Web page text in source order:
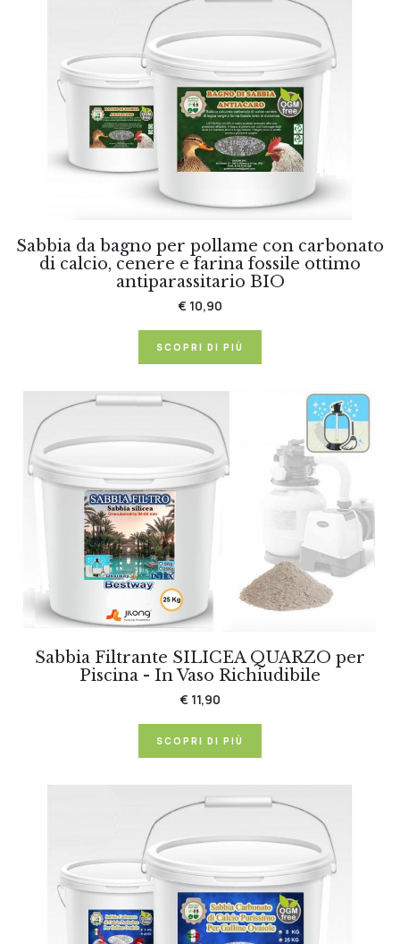
Sabbia da bagno per pollame con carbonato
di calcio, cenere e farina fossile ottimo
antiparassitario BIO
€ 10,90
SCOPRI DI PIÙ
Sabbia Filtrante SILICEA QUARZO per
Piscina - In Vaso Richiudibile
€ 11,90
SCOPRI DI PIÙ